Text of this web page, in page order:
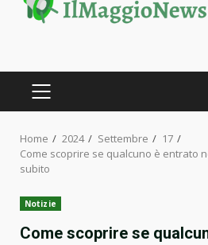
PRIMARY
Home 2024 Settembre
17
Come scoprire se qualcuno è entrato
subito
Notizie
Come scoprire se